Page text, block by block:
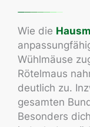
Wie die
Wühlmäuse
Rötelmaus
deutlich zu.
gesamten
Besonders